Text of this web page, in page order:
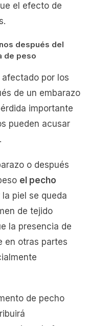
el efecto de
después del
de peso
por los
de un embarazo
importante
pueden acusar
o después
el pecho
piel se queda
de tejido
la presencia de
en otras partes
de pecho